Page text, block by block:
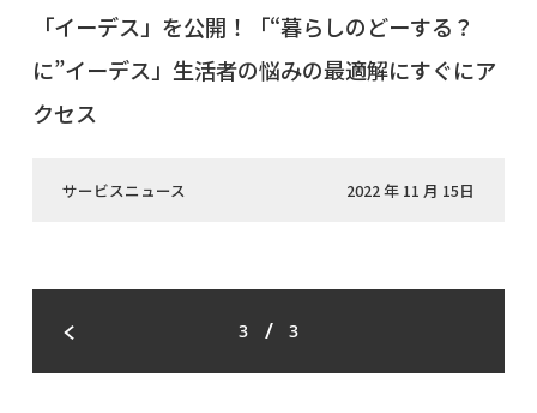
「イーデス」を公開！「“暮らしのどーする？
に”イーデス」生活者の悩みの最適解にすぐにア
クセス
サービスニュース 2022 年 11 月 15日
3 / 3